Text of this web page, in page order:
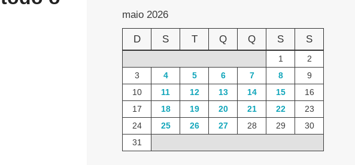
maio 2026
D S T Q Q S S
1
2
3
4 5 6 7 8
9
10
11 12 13 14 15
16
17
18 19 20 21 22
23
24
25 26 27 28 29
30
31